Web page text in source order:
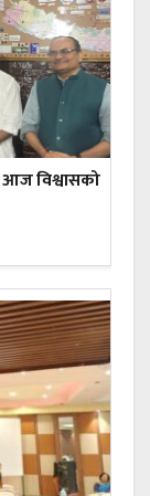
आज विश्वासको